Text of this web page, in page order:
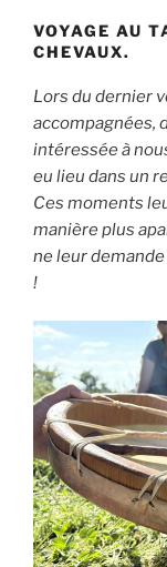
VOYAGE AU
CHEVAUX.
Lors du dernier
accompagnées,
intéressée à
eu lieu dans un
Ces moments
manière plus
ne leur
!